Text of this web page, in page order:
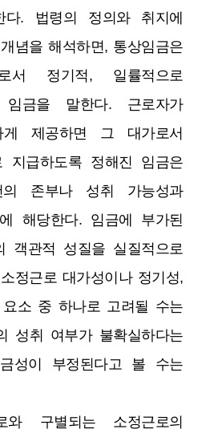
다. 법령의 정의와 취지에
념을 해석하면, 통상임금은
서 정기적, 일률적으로
금을 말한다. 근로자가
게 제공하면 그 대가로서
지급하도록 정해진 임금은
존부나 성취 가능성과
해당한다. 임금에 부가된
객관적 성질을 실질적으로
정근로 대가성이나 정기성,
소 중 하나로 고려될 수는
성취 여부가 불확실하다는
성이 부정된다고 볼 수는
와 구별되는 소정근로의